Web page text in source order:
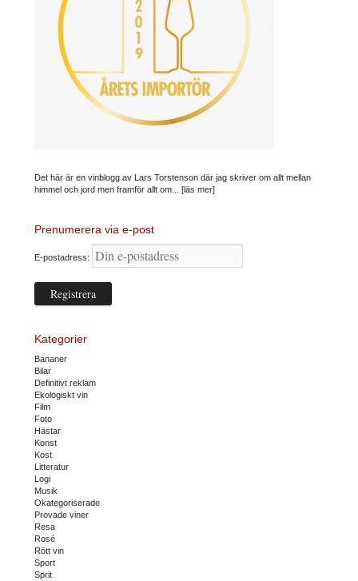
Det här är en vinblogg av Lars Torstenson där jag skriver om allt mellan
himmel och jord men framför allt om... [läs mer]
Prenumerera via e-post
E-postadress:
Kategorier
Bananer
Bilar
Definitivt reklam
Ekologiskt vin
Film
Foto
Hästar
Konst
Kost
Litteratur
Logi
Musik
Okategoriserade
Provade viner
Resa
Rosé
Rött vin
Sport
Sprit